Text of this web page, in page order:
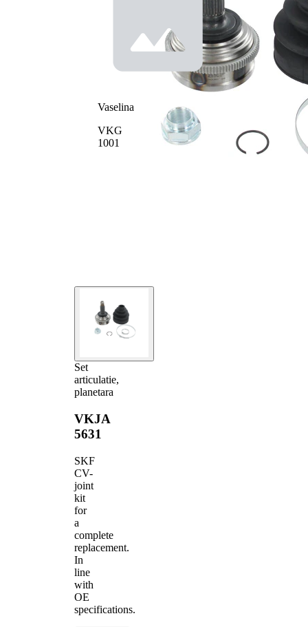
Set
articulatie,
planetara
VKJA
5631
SKF
CV-
joint
kit
for
a
complete
replacement.
In
line
with
OE
specifications.
Numar dinti
100
Vaselina
VKG
1001